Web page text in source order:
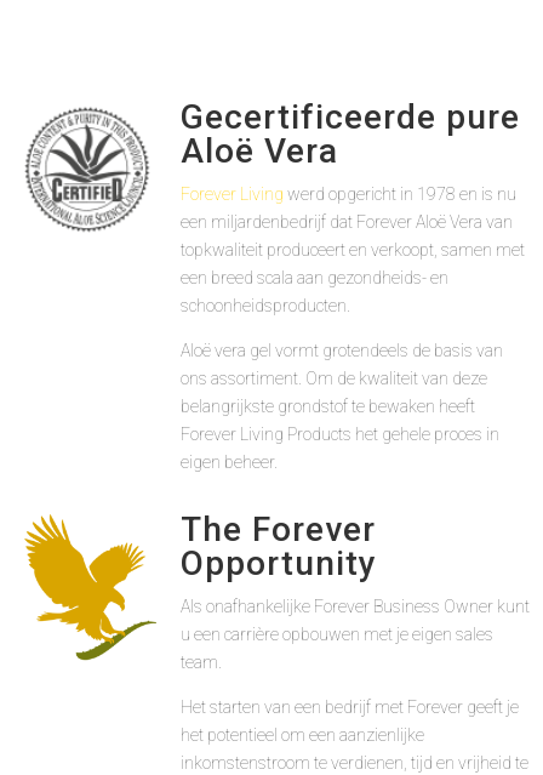
Gecertificeerde pure
Aloë Vera
Forever Living werd opgericht in 1978 en is nu
een miljardenbedrijf dat Forever Aloë Vera van
topkwaliteit produceert en verkoopt, samen met
een breed scala aan gezondheids- en
schoonheidsproducten.
Aloë vera gel vormt grotendeels de basis van
ons assortiment. Om de kwaliteit van deze
belangrijkste grondstof te bewaken heeft
Forever Living Products het gehele proces in
eigen beheer.
The Forever
Opportunity
Als onafhankelijke Forever Business Owner kunt
u een carrière opbouwen met je eigen sales
team.
Het starten van een bedrijf met Forever geeft je
het potentieel om een aanzienlijke
inkomstenstroom te verdienen, tijd en vrijheid te